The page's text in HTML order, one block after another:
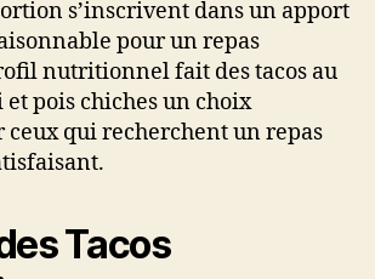
s’inscrivent dans un apport
pour un repas
nutritionnel fait des tacos au
pois chiches un choix
qui recherchent un repas
Tacos